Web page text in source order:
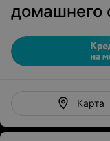
домашнего
Карта